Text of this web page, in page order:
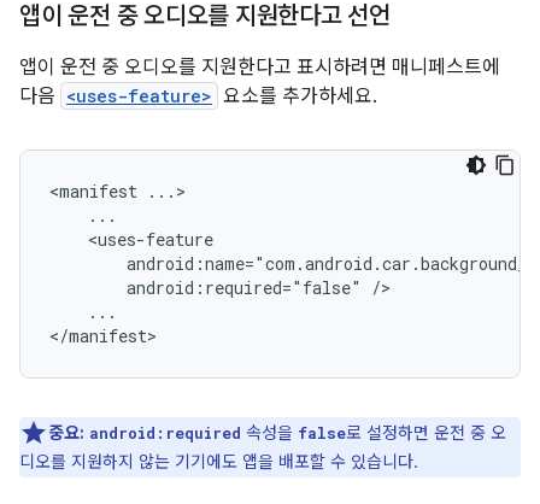
앱이 운전 중 오디오를 지원한다고 선언
앱이 운전 중 오디오를 지원한다고 표시하려면 매니페스트에
다음 <uses-feature> 요소를 추가하세요.
<manifest
android:required="false"
...
중요: android:required 속성을 false로 설정하면 운전 중 오
디오를 지원하지 않는 기기에도 앱을 배포할 수 있습니다.